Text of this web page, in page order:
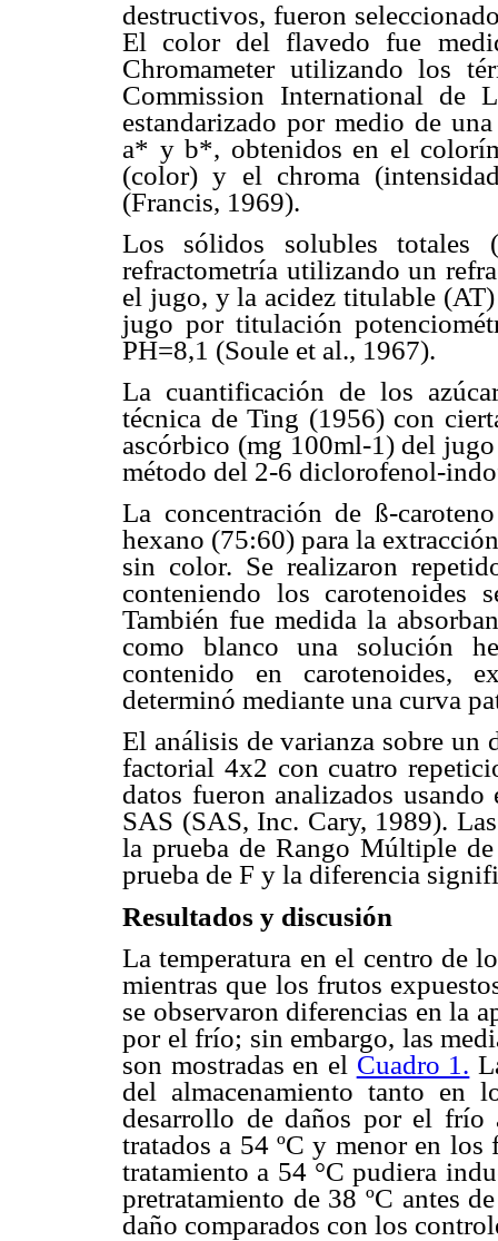
destructivos, fueron
El color del flavedo fue
Chromameter utilizando los
Commission International de
estandarizado por medio de
a* y b*, obtenidos en el
(color) y el chroma
(Francis, 1969).
Los sólidos solubles totales
refractometría utilizando un
el jugo, y la acidez titulable
jugo por titulación
PH=8,1 (Soule et al., 1967).
La cuantificación de los
técnica de Ting (1956) con
ascórbico (mg 100ml-1) del
método del 2-6 diclorofenol-
La concentración de ß-
hexano (75:60) para la
sin color. Se realizaron
conteniendo los carotenoides
También fue medida la
como blanco una solución
contenido en carotenoides,
determinó mediante una curva
El análisis de varianza sobre un
factorial 4x2 con cuatro
datos fueron analizados
SAS (SAS, Inc. Cary, 1989).
la prueba de Rango Múltiple
prueba de F y la diferencia
Resultados y discusión
La temperatura en el centro de
mientras que los frutos
se observaron diferencias en la
por el frío; sin embargo, las
son mostradas en el Cuadro 1.
del almacenamiento tanto en
desarrollo de daños por el
tratados a 54 ºC y menor en los
tratamiento a 54 °C pudiera
pretratamiento de 38 ºC antes
daño comparados con los